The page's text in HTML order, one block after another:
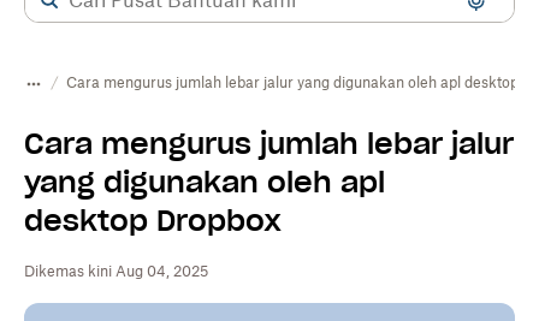
Cara mengurus jumlah lebar jalur yang digunakan oleh apl desktop
Cara mengurus jumlah lebar jalur
yang digunakan oleh apl
desktop Dropbox
Dikemas kini Aug 04, 2025